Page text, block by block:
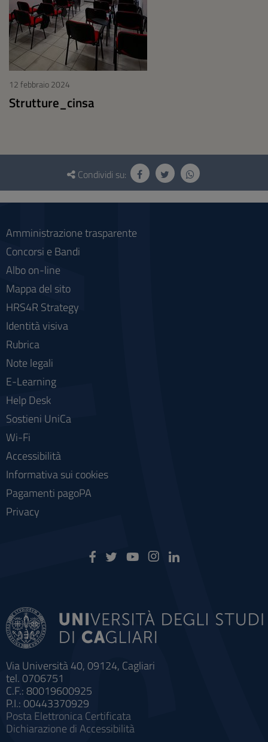
12 febbraio 2024
Strutture_cinsa
Questionario
social
Condividi su:
Via Università 40, 09124, Cagliari
tel. 0706751
C.F.: 80019600925
P.I.: 00443370929
Posta Elettronica Certificata
Dichiarazione di Accessibilità
Amministrazione trasparente
Concorsi e Bandi
Albo on-line
Mappa del sito
HRS4R Strategy
Identità visiva
Rubrica
Note legali
E-Learning
Help Desk
Sostieni UniCa
Wi-Fi
Accessibilità
Informativa sui cookies
Pagamenti pagoPA
Privacy